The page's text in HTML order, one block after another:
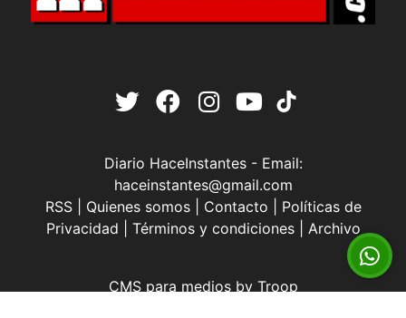
Diario HaceInstantes - Email:
haceinstantes@gmail.com
RSS| Quienes somos| Contacto
Políticas de
Privacidad
Términos y condiciones| Archivo
CMS para mediosby Troop